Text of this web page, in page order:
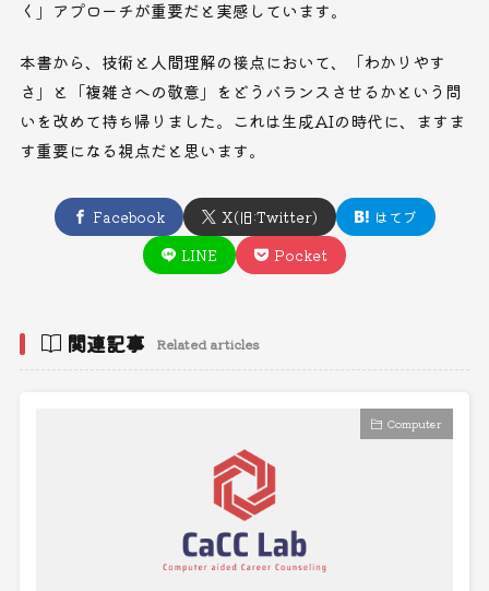
く」アプローチが重要だと実感しています。
本書から、技術と人間理解の接点において、「わかりやす
さ」と「複雑さへの敬意」をどうバランスさせるかという問
いを改めて持ち帰りました。これは生成AIの時代に、ますま
す重要になる視点だと思います。
Facebook X(旧:Twitter)
はてブ
LINE
Pocket
関連記事 Related articles
Computer